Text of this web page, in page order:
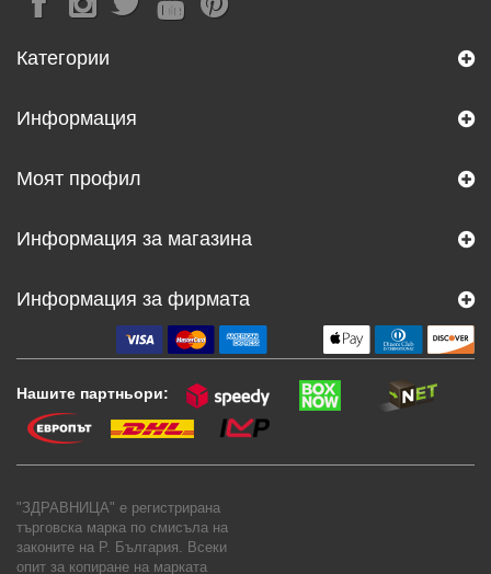
Категории
Информация
Моят профил
Информация за магазина
Информация за фирмата
Нашите партньори:
"ЗДРАВНИЦА" е регистрирана
търговска марка по смисъла на
законите на Р. България. Всеки
опит за копиране на марката